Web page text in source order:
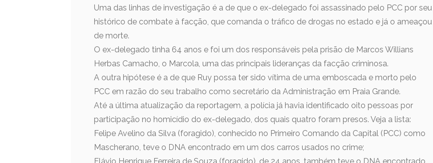
Uma das linhas de investigação é a de que o ex-delegado foi assassinado pelo PCC por seu
histórico de combate à facção, que comanda o tráfico de drogas no estado e já o ameaçou
de morte.
O ex-delegado tinha 64 anos e foi um dos responsáveis pela prisão de Marcos Willians
Herbas Camacho, o Marcola, uma das principais lideranças da facção criminosa.
A outra hipótese é a de que Ruy possa ter sido vítima de uma emboscada e morto pelo
PCC em razão do seu trabalho como secretário da Administração em Praia Grande.
Até a última atualização da reportagem, a polícia já havia identificado oito pessoas por
participação no homicídio do ex-delegado, dos quais quatro foram presos. Veja a lista:
Felipe Avelino da Silva (foragido), conhecido no Primeiro Comando da Capital (PCC) como
Mascherano, teve o DNA encontrado em um dos carros usados no crime;